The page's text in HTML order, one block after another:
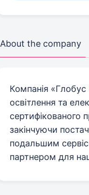
About the company
Компанія
освітлення та
сертифікованого
закінчуючи
подальшим
партнером для